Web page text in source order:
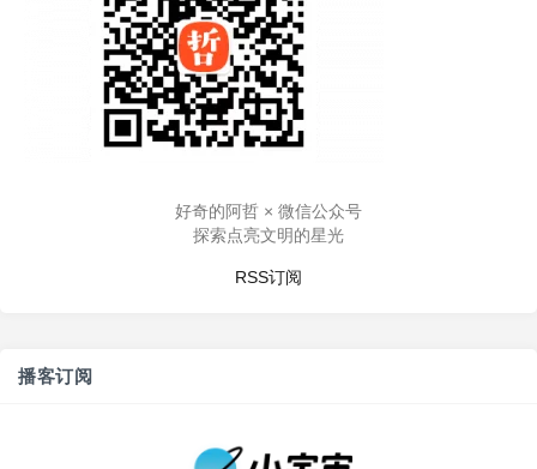
好奇的阿哲 × 微信公众号
探索点亮文明的星光
RSS订阅
播客订阅